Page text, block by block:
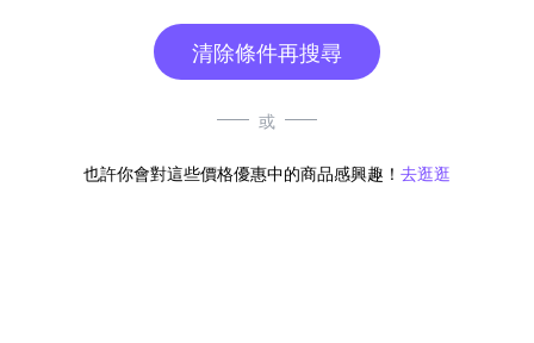
清除條件再搜尋
或
也許你會對這些價格優惠中的商品感興趣！ 去逛逛